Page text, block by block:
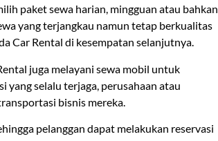
paket sewa harian, mingguan atau bahkan
yang terjangkau namun tetap berkualitas
Car Rental di kesempatan selanjutnya.
juga melayani sewa mobil untuk
yang selalu terjaga, perusahaan atau
bisnis mereka.
pelanggan dapat melakukan reservasi